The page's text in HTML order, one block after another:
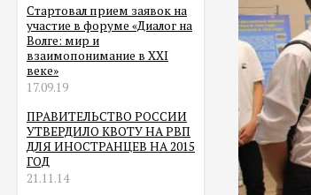
Стартовал прием заявок на
участие в форуме «Диалог на
Волге: мир и
взаимопонимание в XXI
веке»
17.09.19
ПРАВИТЕЛЬСТВО РОССИИ
УТВЕРДИЛО КВОТУ НА РВП
ДЛЯ ИНОСТРАНЦЕВ НА 2015
ГОД
21.11.14